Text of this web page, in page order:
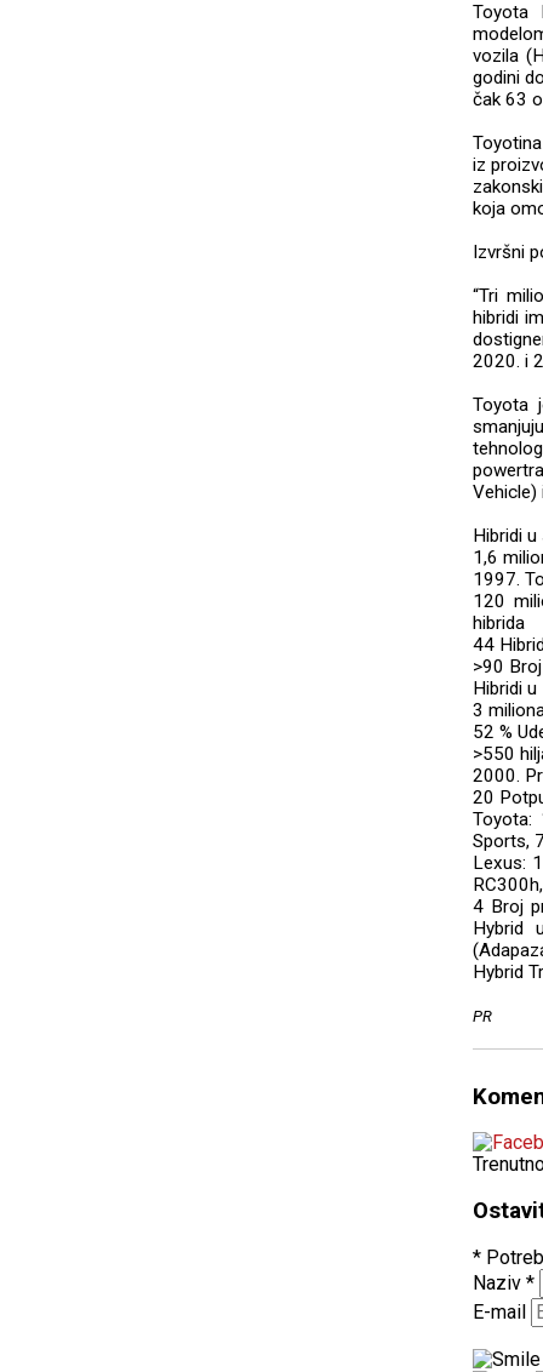
Toyota
vozila
godini
čak 63
iz
koja
Izvršni
“Tri
hibridi
2020. i
Toyota
Vehicle)
Hibridi
1,6
1997.
120
hibrida
44
>90
Hibridi u
3
52 %
>550
2000.
20
Toyota:
Sports,
Lexus:
4 Broj
Hybrid
Hybrid
PR
*
Naziv *
E-mail